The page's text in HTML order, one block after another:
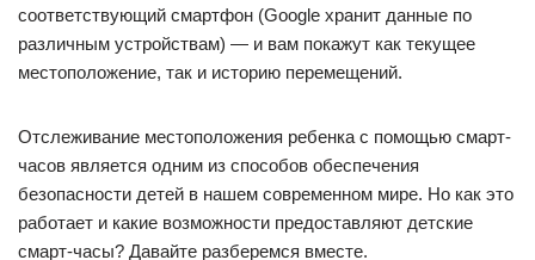
соответствующий смартфон (Google хранит данные по
различным устройствам) — и вам покажут как текущее
местоположение, так и историю перемещений.
Отслеживание местоположения ребенка с помощью смарт-
часов является одним из способов обеспечения
безопасности детей в нашем современном мире. Но как это
работает и какие возможности предоставляют детские
смарт-часы? Давайте разберемся вместе.